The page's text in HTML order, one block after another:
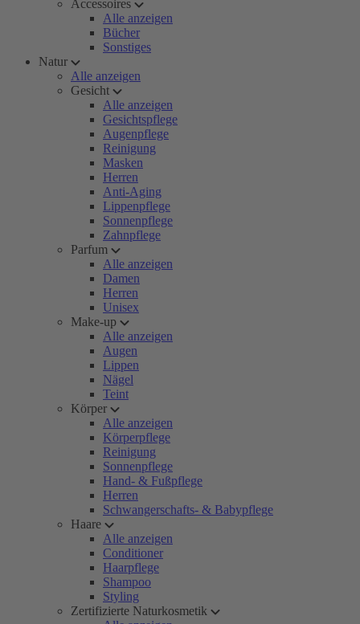
Accessoires
Alle anzeigen
Bücher
Sonstiges
Natur
Alle anzeigen
Gesicht
Alle anzeigen
Gesichtspflege
Augenpflege
Reinigung
Masken
Herren
Anti-Aging
Lippenpflege
Sonnenpflege
Zahnpflege
Parfum
Alle anzeigen
Damen
Herren
Unisex
Make-up
Alle anzeigen
Augen
Lippen
Nägel
Teint
Körper
Alle anzeigen
Körperpflege
Reinigung
Sonnenpflege
Hand- & Fußpflege
Herren
Schwangerschafts- & Babypflege
Haare
Alle anzeigen
Conditioner
Haarpflege
Shampoo
Styling
Zertifizierte Naturkosmetik